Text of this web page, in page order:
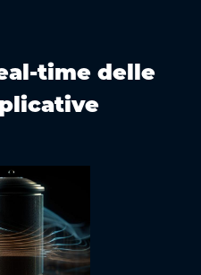
time delle